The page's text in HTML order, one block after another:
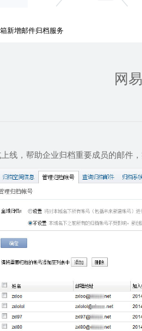
新增邮件归档服务
网
线，帮助企业归档重要成员的邮件